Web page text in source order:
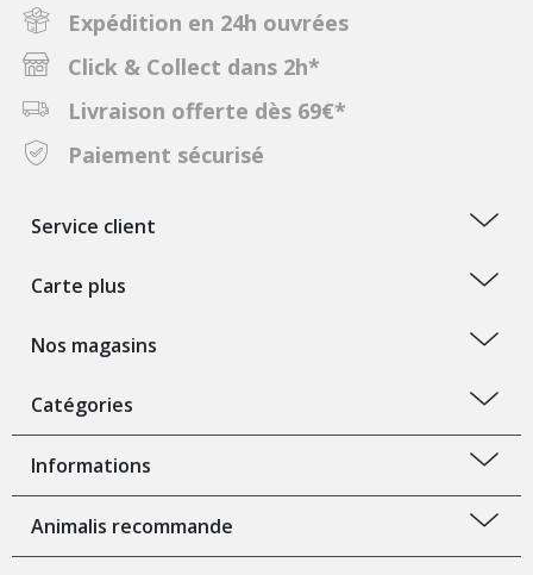
Expédition en 24h ouvrées
Click & Collect dans 2h*
Livraison offerte dès 69€*
Paiement sécurisé
Service client
Carte plus
Nos magasins
Catégories
Informations
Animalis recommande